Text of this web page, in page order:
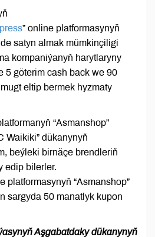
” online platformasynyň
satyn almak mümkinçiligi
kompaniýanyň harytlaryny
5 göterim cash back we 90
eltip bermek hyzmaty
“Asmanshop”
Waikiki” dükanynyň
beýleki birnäçe brendleriň
edip bilerler.
platformasynyň “Asmanshop”
sargyda 50 manatlyk kupon
Aşgabatdaky dükanynyň